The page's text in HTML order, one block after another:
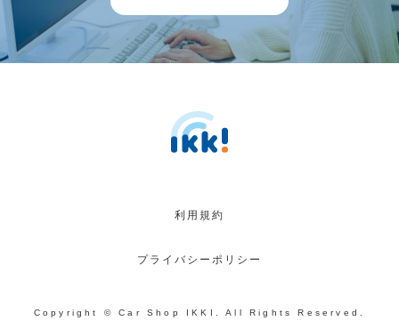
利用規約
プライバシーポリシー
Copyright © Car Shop IKKI. All Rights Reserved.